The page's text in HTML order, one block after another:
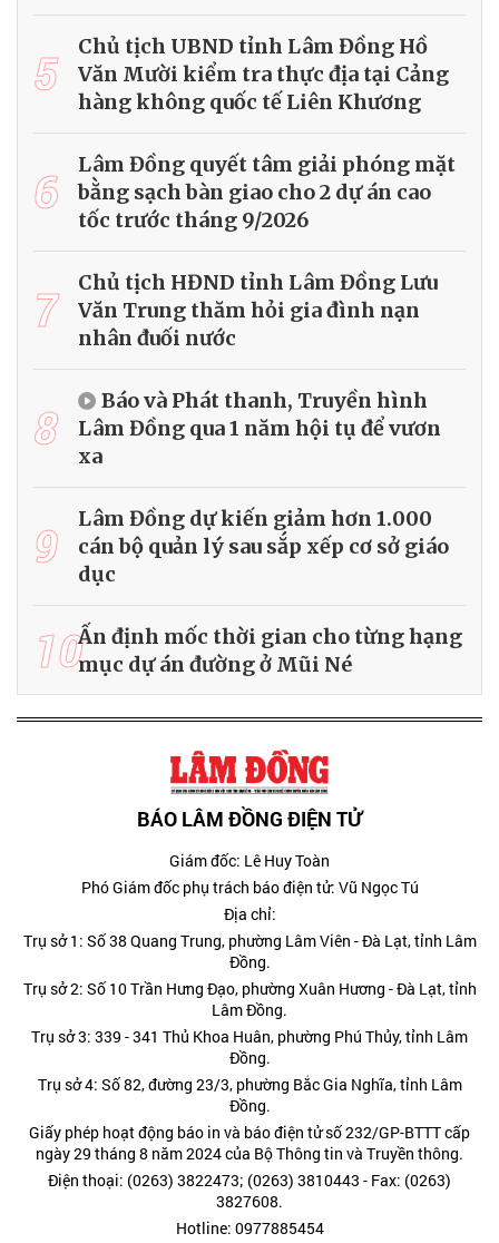
5
Chủ tịch UBND tỉnh Lâm Đồng Hồ
Văn Mười kiểm tra thực địa tại Cảng
hàng không quốc tế Liên Khương
6
Lâm Đồng quyết tâm giải phóng mặt
bằng sạch bàn giao cho 2 dự án cao
tốc trước tháng 9/2026
7
Chủ tịch HĐND tỉnh Lâm Đồng Lưu
Văn Trung thăm hỏi gia đình nạn
nhân đuối nước
8
Báo và Phát thanh, Truyền hình
Lâm Đồng qua 1 năm hội tụ để vươn
xa
9
Lâm Đồng dự kiến giảm hơn 1.000
cán bộ quản lý sau sắp xếp cơ sở giáo
dục
10Ấn định mốc thời gian cho từng hạng
mục dự án đường ở Mũi Né
BÁO LÂM ĐỒNG ĐIỆN TỬ
Giám đốc: Lê Huy Toàn
Phó Giám đốc phụ trách báo điện tử: Vũ Ngọc Tú
Địa chỉ:
Trụ sở 1: Số 38 Quang Trung, phường Lâm Viên - Đà Lạt, tỉnh Lâm
Đồng.
Trụ sở 2: Số 10 Trần Hưng Đạo, phường Xuân Hương - Đà Lạt, tỉnh
Lâm Đồng.
Trụ sở 3: 339 - 341 Thủ Khoa Huân, phường Phú Thủy, tỉnh Lâm
Đồng.
Trụ sở 4: Số 82, đường 23/3, phường Bắc Gia Nghĩa, tỉnh Lâm
Đồng.
Giấy phép hoạt động báo in và báo điện tử số 232/GP-BTTT cấp
ngày 29 tháng 8 năm 2024 của Bộ Thông tin và Truyền thông.
Điện thoại: (0263) 3822473; (0263) 3810443 - Fax: (0263)
3827608.
Hotline: 0977885454